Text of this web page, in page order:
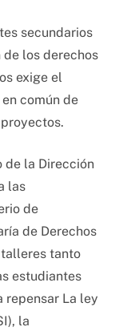
secundarios
los derechos
exige el
común de
de la Dirección
las
de
de Derechos
tanto
estudiantes
repensar La ley
la